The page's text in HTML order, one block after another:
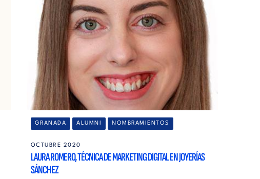
GRANADA ALUMNI NOMBRAMIENTOS
OCTUBRE 2020
LAURA ROMERO, TÉCNICA DE MARKETING DIGITAL EN JOYERÍAS
SÁNCHEZ